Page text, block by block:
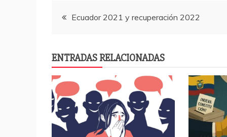
b
o
k
A
p
a
r
Navegación
entradas
Ecuador 2021 y recuperación 2022
ENTRADAS RELACIONADAS